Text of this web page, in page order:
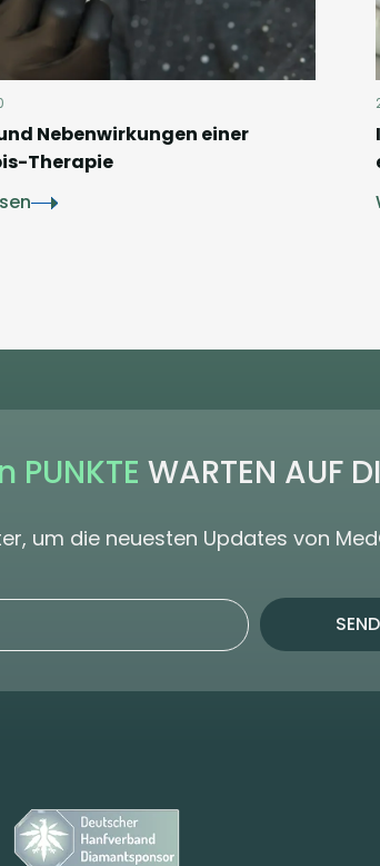
Nebenwirkungen einer
Therapie
WARTEN AUF
um die neuesten Updates von